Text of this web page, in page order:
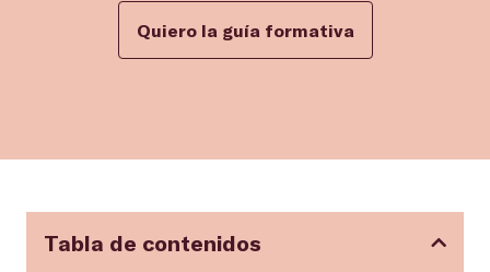
Quiero la guía formativa
Tabla de contenidos